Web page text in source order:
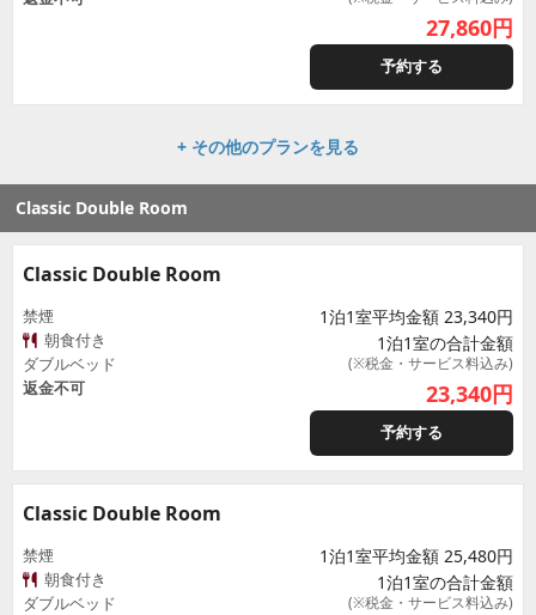
27,860円
予約する
+ その他のプランを見る
Classic Double Room
Classic Double Room
禁煙
朝食付き
ダブルベッド
返金不可
1泊1室平均金額 23,340円
1泊1室の合計金額
(※税金・サービス料込み)
23,340円
予約する
Classic Double Room
禁煙
朝食付き
ダブルベッド
1泊1室平均金額 25,480円
1泊1室の合計金額
(※税金・サービス料込み)